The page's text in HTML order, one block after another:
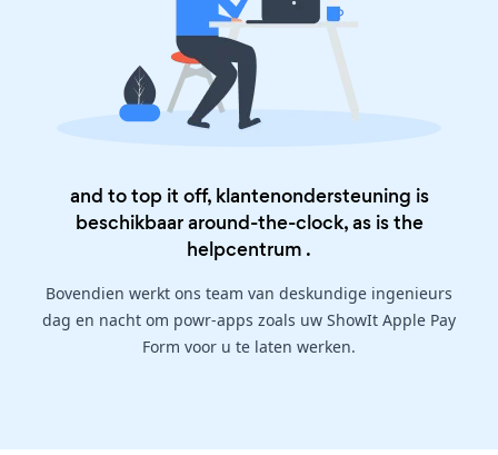
and to top it off, klantenondersteuning is
beschikbaar around-the-clock, as is the
helpcentrum .
Bovendien werkt ons team van deskundige ingenieurs
dag en nacht om powr-apps zoals uw ShowIt Apple Pay
Form voor u te laten werken.